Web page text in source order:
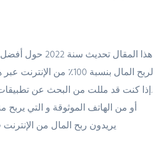
.إذا كنت قد مللت من البحث عن
أو من الهاتف الموثوقة و التي يربح
يريدون ربح المال من الإنترنت في بداية